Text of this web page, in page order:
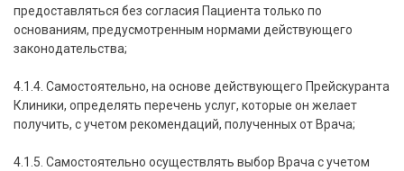
предоставляться без согласия Пациента только по
основаниям, предусмотренным нормами действующего
законодательства;
4.1.4. Самостоятельно, на основе действующего Прейскуранта
Клиники, определять перечень услуг, которые он желает
получить, с учетом рекомендаций, полученных от Врача;
4.1.5. Самостоятельно осуществлять выбор Врача с учетом